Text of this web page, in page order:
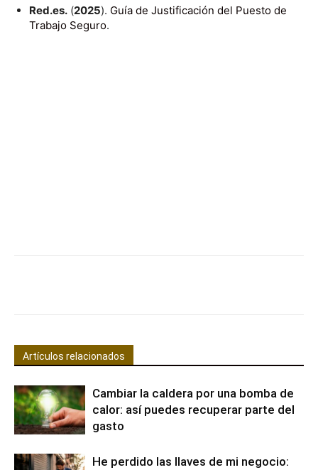
Red.es. (2025). Guía de Justificación del Puesto de
Trabajo Seguro.
Artículos relacionados
Cambiar la caldera por una bomba de
calor: así puedes recuperar parte del
gasto
He perdido las llaves de mi negocio: